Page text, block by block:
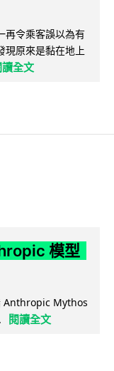
再令乘客誤以為有
現原來是黏在地上
讀全文
模型
Anthropic Mythos
閱讀全文